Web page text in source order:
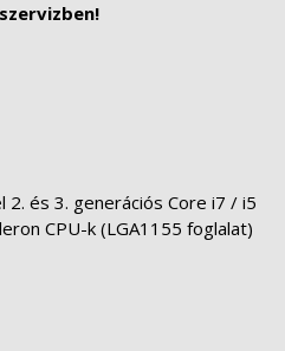
és 3. generációs Core i7 / i5
CPU-k (LGA1155 foglalat)